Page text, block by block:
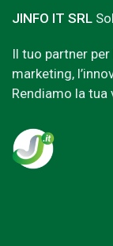
JINFO IT SRL
Il tuo partner
marketing,
Rendiamo la tua